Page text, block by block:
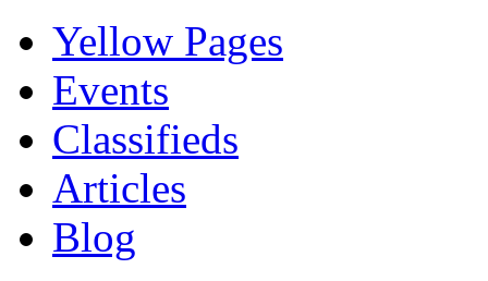
Yellow Pages
Events
Classifieds
Articles
Blog